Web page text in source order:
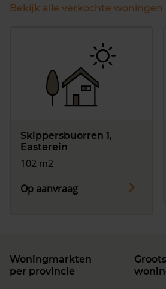
Bekijk alle verkochte woningen
Skippersbuorren 1,
Easterein
102 m2
Op aanvraag
Woningmarkten
per provincie